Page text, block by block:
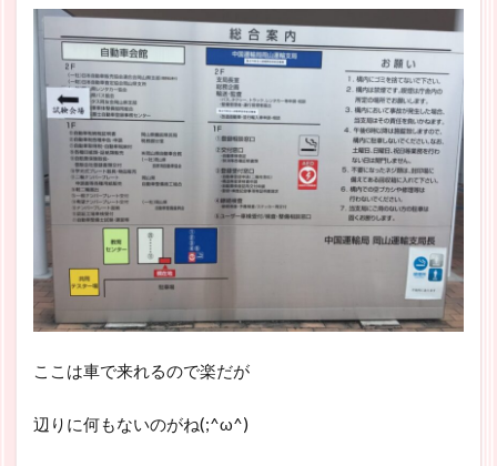
ここは車で来れるので楽だが
辺りに何もないのがね(;^ω^)